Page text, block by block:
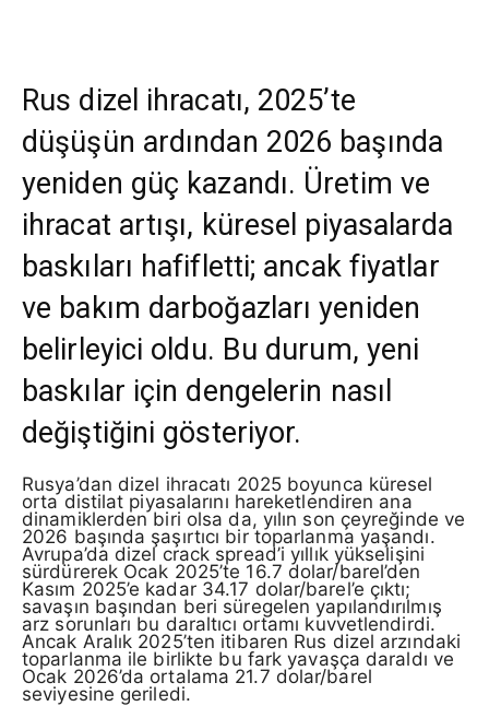
Rus dizel ihracatı, 2025’te
düşüşün ardından 2026 başında
yeniden güç kazandı. Üretim ve
ihracat artışı, küresel piyasalarda
baskıları hafifletti; ancak fiyatlar
ve bakım darboğazları yeniden
belirleyici oldu. Bu durum, yeni
baskılar için dengelerin nasıl
değiştiğini gösteriyor.
Rusya’dan dizel ihracatı 2025 boyunca küresel
orta distilat piyasalarını hareketlendiren ana
dinamiklerden biri olsa da, yılın son çeyreğinde ve
2026 başında şaşırtıcı bir toparlanma yaşandı.
Avrupa’da dizel crack spread’i yıllık yükselişini
sürdürerek Ocak 2025’te 16.7 dolar/barel’den
Kasım 2025’e kadar 34.17 dolar/barel’e çıktı;
savaşın başından beri süregelen yapılandırılmış
arz sorunları bu daraltıcı ortamı kuvvetlendirdi.
Ancak Aralık 2025’ten itibaren Rus dizel arzındaki
toparlanma ile birlikte bu fark yavaşça daraldı ve
Ocak 2026’da ortalama 21.7 dolar/barel
seviyesine geriledi.